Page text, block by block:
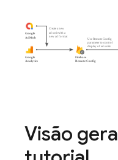
Visão